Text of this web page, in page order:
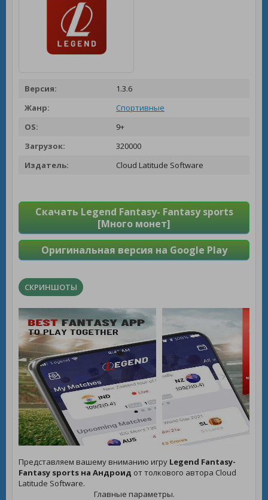
Версия:
1.3.6
Жанр:
Спортивные
OS:
9+
Загрузок:
320000
Издатель:
Cloud Latitude Software
Скачать Legend Fantasy- Fantasy sports
[Много монет]
Оригинальная версия на Google Play
СКРИНШОТЫ
Представляем вашему вниманию игру Legend Fantasy-
Fantasy sports на Андроид от толкового автора Cloud
Latitude Software.
Главные параметры.